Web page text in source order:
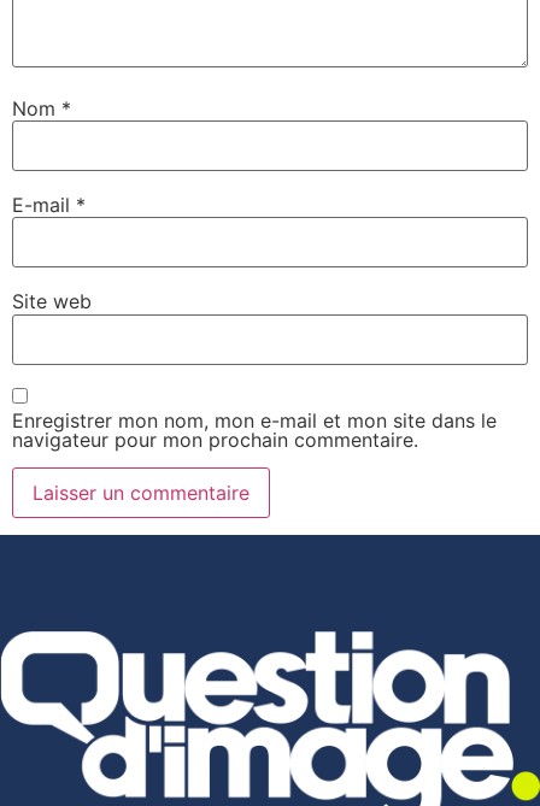
Nom *
E-mail *
Site web
Enregistrer mon nom, mon e-mail et mon site dans le
navigateur pour mon prochain commentaire.